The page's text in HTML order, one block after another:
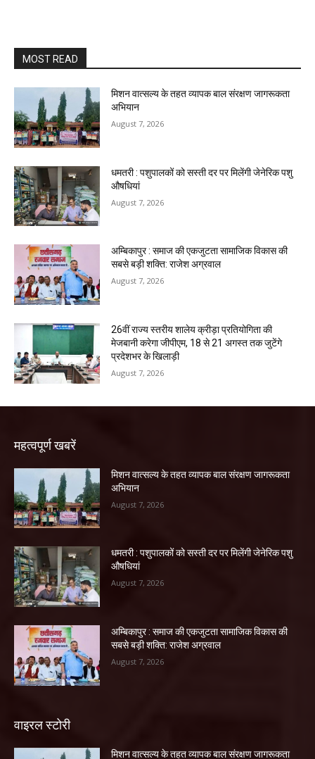
MOST READ
मिशन वात्सल्य के तहत व्यापक बाल संरक्षण जागरूकता
अभियान
August 7, 2026
धमतरी : पशुपालकों को सस्ती दर पर मिलेंगी जेनेरिक पशु
औषधियां
August 7, 2026
अम्बिकापुर : समाज की एकजुटता सामाजिक विकास की
सबसे बड़ी शक्ति: राजेश अग्रवाल
August 7, 2026
26वीं राज्य स्तरीय शालेय क्रीड़ा प्रतियोगिता की
मेजबानी करेगा जीपीएम, 18 से 21 अगस्त तक जुटेंगे
प्रदेशभर के खिलाड़ी
August 7, 2026
महत्वपूर्ण खबरें
मिशन वात्सल्य के तहत व्यापक बाल संरक्षण जागरूकता
अभियान
August 7, 2026
धमतरी : पशुपालकों को सस्ती दर पर मिलेंगी जेनेरिक पशु
औषधियां
August 7, 2026
अम्बिकापुर : समाज की एकजुटता सामाजिक विकास की
सबसे बड़ी शक्ति: राजेश अग्रवाल
August 7, 2026
वाइरल स्टोरी
मिशन वात्सल्य के तहत व्यापक बाल संरक्षण जागरूकता